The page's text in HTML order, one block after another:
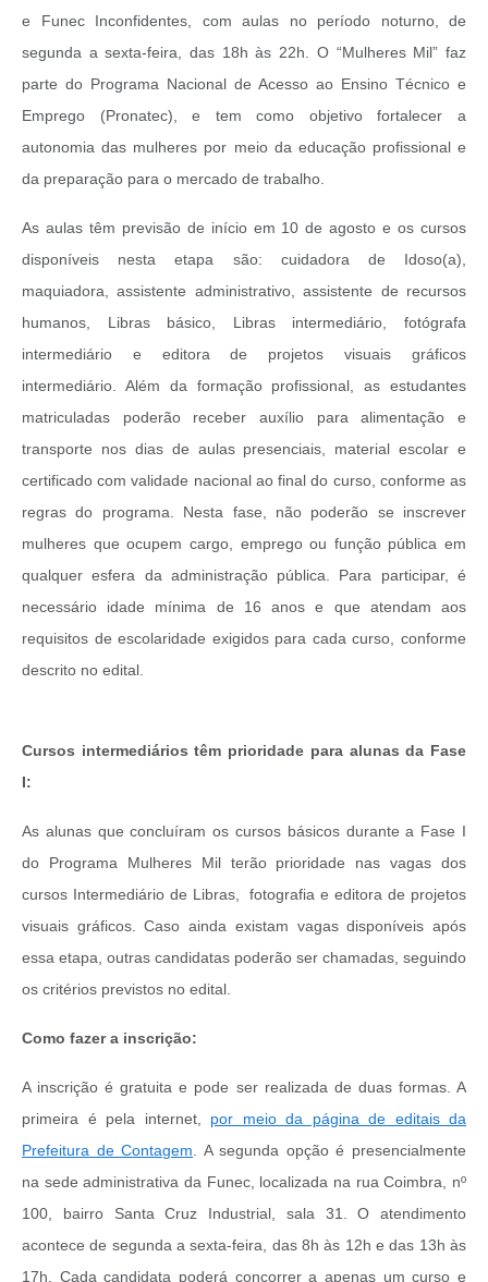
e Funec Inconfidentes, com aulas no período noturno, de
segunda a sexta-feira, das 18h às 22h. O “Mulheres Mil” faz
parte do Programa Nacional de Acesso ao Ensino Técnico e
Emprego (Pronatec), e tem como objetivo fortalecer a
autonomia das mulheres por meio da educação profissional e
da preparação para o mercado de trabalho.
As aulas têm previsão de início em 10 de agosto e os cursos
disponíveis nesta etapa são: cuidadora de Idoso(a),
maquiadora, assistente administrativo, assistente de recursos
humanos, Libras básico, Libras intermediário, fotógrafa
intermediário e editora de projetos visuais gráficos
intermediário. Além da formação profissional, as estudantes
matriculadas poderão receber auxílio para alimentação e
transporte nos dias de aulas presenciais, material escolar e
certificado com validade nacional ao final do curso, conforme as
regras do programa. Nesta fase, não poderão se inscrever
mulheres que ocupem cargo, emprego ou função pública em
qualquer esfera da administração pública. Para participar, é
necessário idade mínima de 16 anos e que atendam aos
requisitos de escolaridade exigidos para cada curso, conforme
descrito no edital.
Cursos intermediários têm prioridade para alunas da Fase
I:
As alunas que concluíram os cursos básicos durante a Fase I
do Programa Mulheres Mil terão prioridade nas vagas dos
cursos Intermediário de Libras, fotografia e editora de projetos
visuais gráficos. Caso ainda existam vagas disponíveis após
essa etapa, outras candidatas poderão ser chamadas, seguindo
os critérios previstos no edital.
Como fazer a inscrição:
A inscrição é gratuita e pode ser realizada de duas formas. A
primeira é pela internet, por meio da página de editais da
Prefeitura de Contagem . A segunda opção é presencialmente
na sede administrativa da Funec, localizada na rua Coimbra, nº
100, bairro Santa Cruz Industrial, sala 31. O atendimento
acontece de segunda a sexta-feira, das 8h às 12h e das 13h às
17h. Cada candidata poderá concorrer a apenas um curso e